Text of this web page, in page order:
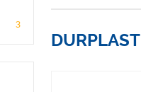
DURPLAST
3